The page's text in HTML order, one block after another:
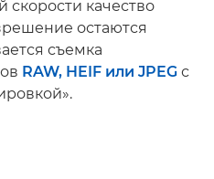
скорости качество
остаются
съемка
RAW, HEIF или JPEG с